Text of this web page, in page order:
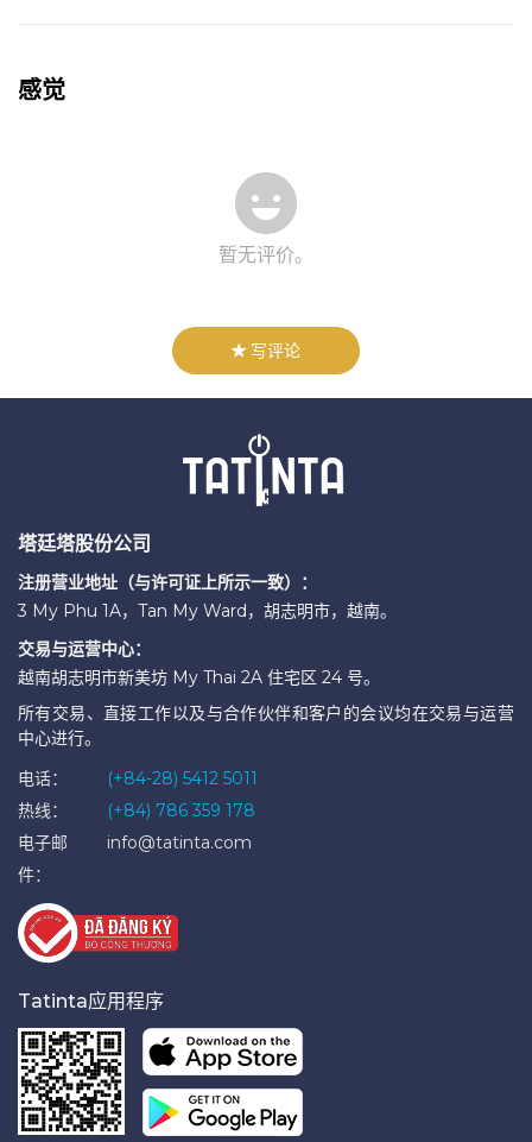
感觉
暂无评价。
写评论
塔廷塔股份公司
注册营业地址（与许可证上所示一致）：
3 My Phu 1A，Tan My Ward，胡志明市，越南。
交易与运营中心：
越南胡志明市新美坊 My Thai 2A 住宅区 24 号。
所有交易、直接工作以及与合作伙伴和客户的会议均在交易与运营
中心进行。
电话：
(+84-28) 5412 5011
热线：
(+84) 786 359 178
电子邮
件：
info@tatinta.com
Tatinta应用程序